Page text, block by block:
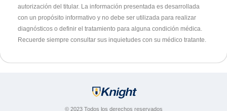
autorización del titular. La información presentada es desarrollada
con un propósito informativo y no debe ser utilizada para realizar
diagnósticos o definir el tratamiento para alguna condición médica.
Recuerde siempre consultar sus inquietudes con su médico tratante.
© 2023 Todos los derechos reservados